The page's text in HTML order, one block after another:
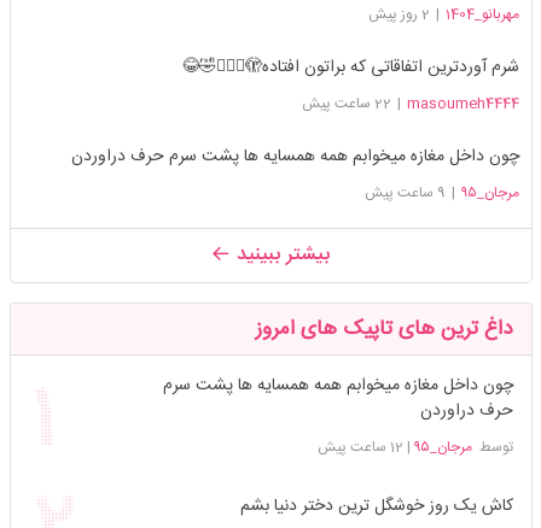
مهربانو_1404 | 2 روز پیش
شرم آوردترین اتفاقاتی که براتون افتاده🫣🤦🏻‍♀️🤣😂
masoumeh4444
| 22 ساعت پیش
چون داخل مغازه میخوابم همه همسایه ها پشت سرم حرف دراوردن
مرجان_۹۵ | 9 ساعت پیش
بیشتر ببینید
داغ ترین های تاپیک های امروز
چون داخل مغازه میخوابم همه همسایه ها پشت سرم
حرف دراوردن
توسطمرجان_۹۵ | 12 ساعت پیش
کاش یک روز خوشگل ترین دختر دنیا بشم